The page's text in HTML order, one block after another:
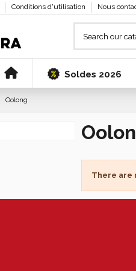
Conditions d'utilisation Nous
Soldes 2026
Oolong
There are